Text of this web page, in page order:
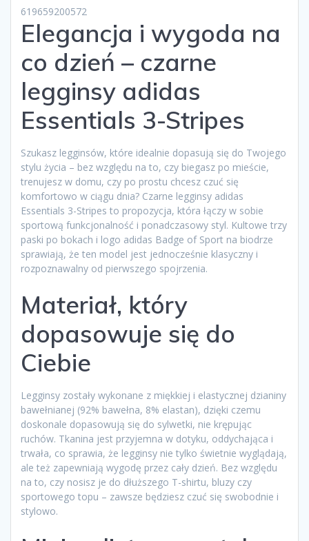
619659200572
Elegancja i wygoda na
co dzień – czarne
legginsy adidas
Essentials 3-Stripes
Szukasz legginsów, które idealnie dopasują się do Twojego
stylu życia – bez względu na to, czy biegasz po mieście,
trenujesz w domu, czy po prostu chcesz czuć się
komfortowo w ciągu dnia? Czarne legginsy adidas
Essentials 3-Stripes to propozycja, która łączy w sobie
sportową funkcjonalność i ponadczasowy styl. Kultowe trzy
paski po bokach i logo adidas Badge of Sport na biodrze
sprawiają, że ten model jest jednocześnie klasyczny i
rozpoznawalny od pierwszego spojrzenia.
Materiał, który
dopasowuje się do
Ciebie
Legginsy zostały wykonane z miękkiej i elastycznej dzianiny
bawełnianej (92% bawełna, 8% elastan), dzięki czemu
doskonale dopasowują się do sylwetki, nie krępując
ruchów. Tkanina jest przyjemna w dotyku, oddychająca i
trwała, co sprawia, że legginsy nie tylko świetnie wyglądają,
ale też zapewniają wygodę przez cały dzień. Bez względu
na to, czy nosisz je do dłuższego T-shirtu, bluzy czy
sportowego topu – zawsze będziesz czuć się swobodnie i
stylowo.